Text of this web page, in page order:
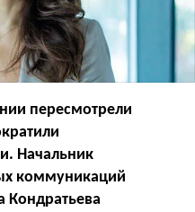
пересмотрели
Начальник
коммуникаций
Кондратьева